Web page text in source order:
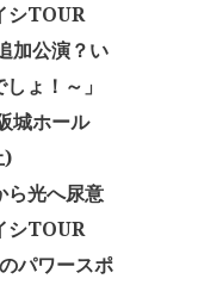
シTOUR
加公演？い
ょ！～」
城ホール
)
ら光へ尿意
シTOUR
パワースポ